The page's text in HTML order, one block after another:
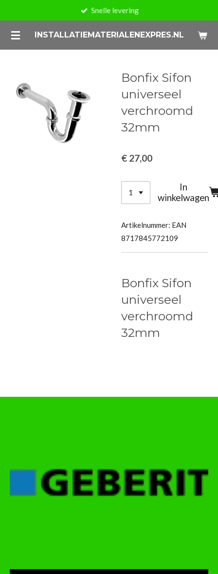
naar
de
INSTALLATIEMATERIALENEXPRES.NL
Snelle levering
Bonfix Sifon
universeel
verchroomd
32mm
€ 27,00
In
winkelwagen
Artikelnummer: EAN
8717845772109
Bonfix Sifon
universeel
verchroomd
32mm